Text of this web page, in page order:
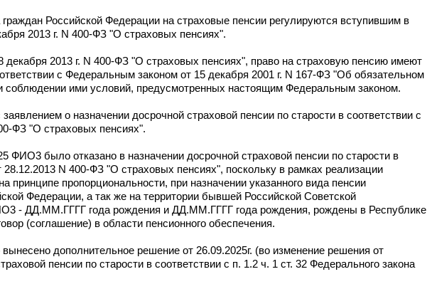
Российской Федерации на страховые пенсии регулируются вступившим в
2013 г. N 400-ФЗ "О страховых пенсиях".
декабря 2013 г. N 400-ФЗ "О страховых пенсиях", право на страховую пенсию имеют
с Федеральным законом от 15 декабря 2001 г. N 167-ФЗ "Об обязательном
соблюдении ими условий, предусмотренных настоящим Федеральным законом.
о назначении досрочной страховой пенсии по старости в соответствии с
ФЗ "О страховых пенсиях".
было отказано в назначении досрочной страховой пенсии по старости в
28.12.2013 N 400-ФЗ "О страховых пенсиях", поскольку в рамках реализации
пропорциональности, при назначении указанного вида пенсии
Федерации, а так же на территории бывшей Российской Советской
- ДД.ММ.ГГГГ года рождения и ДД.ММ.ГГГГ года рождения, рождены в Республике
(соглашение) в области пенсионного обеспечения.
дополнительное решение от 26.09.2025г. (во изменение решения от
пенсии по старости в соответствии с п. 1.2 ч. 1 ст. 32 Федерального закона